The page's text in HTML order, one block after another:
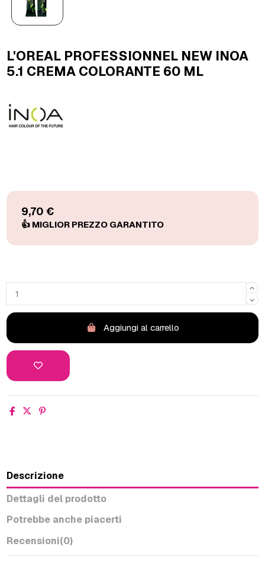
L'OREAL PROFESSIONNEL NEW INOA
5.1 CREMA COLORANTE 60 ML
9,70 €
Aggiungi al carrello
Descrizione
Dettagli del prodotto
Potrebbe anche piacerti
Recensioni(0)